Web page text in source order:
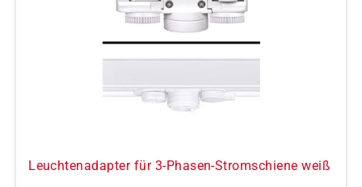
Leuchtenadapter für 3-Phasen-Stromschiene weiß